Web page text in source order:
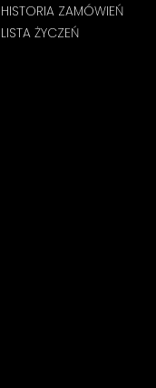
HISTORIA ZAMÓWIEŃ
LISTA ŻYCZEŃ